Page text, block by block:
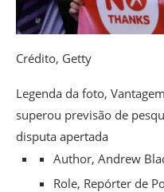
Crédito, Getty
Legenda da foto,
superou previsão de
disputa apertada
Author, Andrew
Role, Repórter de